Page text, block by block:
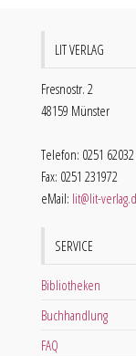
LIT VERLAG
Fresnostr. 2
48159 Münster
Telefon: 0251
Fax: 0251 231972
eMail: lit@lit-
SERVICE
Bibliotheken
Buchhandlung
FAQ